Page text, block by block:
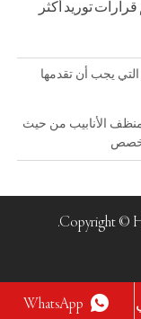
توريد أكثر
التي يجب أن تقدمها
الأنابيب من حيث
Copyright ©

WhatsApp